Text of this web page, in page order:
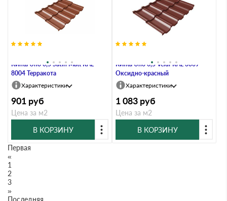
Kvinta Uno 0,5 Satin Мatt RAL
8004 Терракота
Характеристики
901 руб
Цена за м2
В КОРЗИНУ
Kvinta Uno 0,5 Velur RAL 3009
Оксидно-красный
Характеристики
1 083 руб
Цена за м2
В КОРЗИНУ
Первая
«
1
2
3
»
Последняя